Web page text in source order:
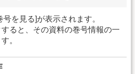
を見る]が表示されます。
ると、その資料の巻号情報の一
。